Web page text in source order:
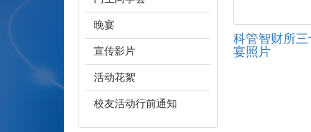
晚宴
宣传影片
活动花絮
校友活动行前通知
科管智财所
宴照片